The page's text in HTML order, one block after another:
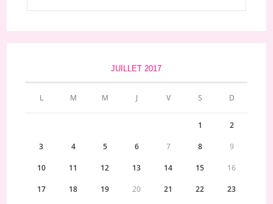
JUILLET 2017
L M M J V S D
1 2
3 4 5 6 7 8 9
10 11 12 13 14 15 16
17 18 19 20 21 22 23